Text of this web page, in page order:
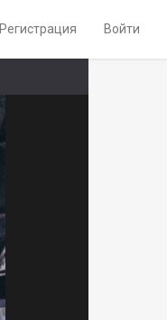
Регистрация Войти